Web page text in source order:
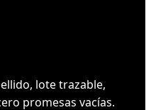
lote trazable,
promesas vacías.